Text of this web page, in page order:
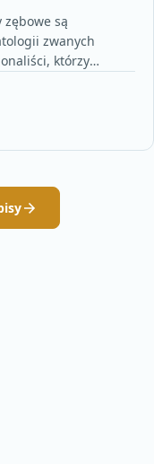
zębowe są
zwanych
którzy